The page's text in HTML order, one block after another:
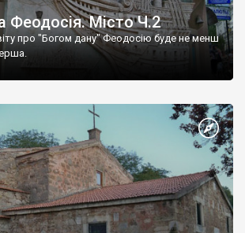
Феодосія. Місто Ч.2
про "Богом дану" Феодосію буде не менш